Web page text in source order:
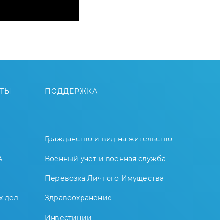
дел
ПОДДЕРЖКА
Гражданство и вид на жительство
Военный учёт и военная служба
Перевозка Личного Имущества
Здравоохранение
Инвестиции